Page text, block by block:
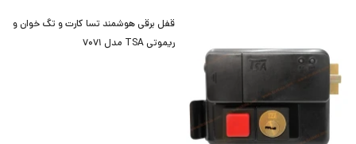
قفل برقی هوشمند تسا کارت و تگ خوان و
ریموتی TSA مدل 7071